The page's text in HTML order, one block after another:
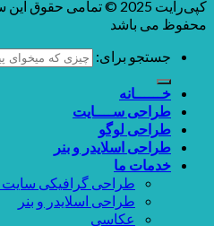
کپی‌رایت 2025 © تمامی
محفوظ می باشد
جستجو برای:
خــــــانه
طراحی ســــایت
طراحی لوگو
طراحی اسلایدر و بنر
خدمات ما
طراحی گرافیکی سایت UI.UX
طراحی اسلایدر و بنر
عکاسی